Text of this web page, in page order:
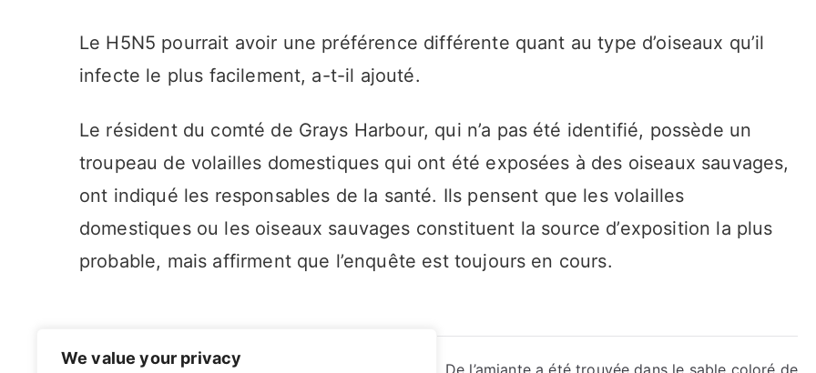
We value your privacy
Le H5N5 pourrait avoir une préférence différente quant au type d’oiseaux qu’il
infecte le plus facilement, a-t-il ajouté.
Le résident du comté de Grays Harbour, qui n’a pas été identifié, possède un
troupeau de volailles domestiques qui ont été exposées à des oiseaux sauvages,
ont indiqué les responsables de la santé. Ils pensent que les volailles
domestiques ou les oiseaux sauvages constituent la source d’exposition la plus
probable, mais affirment que l’enquête est toujours en cours.
Un cluster de cancer de la peau découvert dans De l’amiante a été trouvée dans le sable coloré de